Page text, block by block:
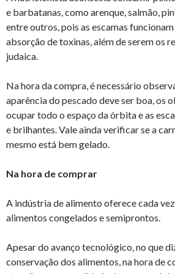
e barbatanas, como arenque, salmão,
entre outros, pois as escamas
absorção de toxinas, além de serem os
judaica.
Na hora da compra, é necessário
aparência do pescado deve ser boa, os
ocupar todo o espaço da órbita e as
e brilhantes. Vale ainda verificar se a
mesmo está bem gelado.
Na hora de comprar
A indústria de alimento oferece cada
alimentos congelados e semiprontos.
Apesar do avanço tecnológico, no que
conservação dos alimentos, na hora de